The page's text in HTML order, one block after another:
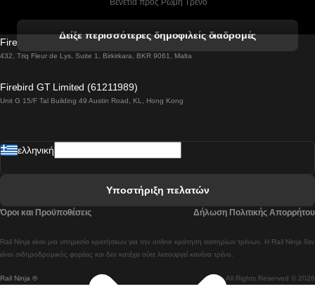
Βενετία προς Ρώμη Τρένο
Βιέννη προς Σάλτσμπουργκ Τρένα
Βουδαπέστη προς Πράγα Tρένο
Λισαβόνα προς Λάγος Tρένο
Λισαβόνα προς Μαδρίτη Τρένα
Δείξε περισσότερες δημοφιλείς διαδρομές
Firebird GT Limited (OC 1451)
432, Triq Fleur de Lys, Suite 1, Birkirkara, BKR 9061, Malta
Firebird GT Limited (61211989)
Unit G 15/F Tal Building 49 Austin Road, KL, Hong Kong
Rail Ninja ® All Rights Reserved © 2026
Rail Ninja είναι μια υπηρεσία κρατήσεων για την online κράτηση εισιτηρίων τρένων. Η Rail Ninja δεν
είναι σιδηροδρομικός φορέας και δεν κατέχει ούτε λειτουργεί κανένα τρένο.
ελληνική
Υποστήριξη πελατών
Όροι και Προϋποθέσεις Δήλωση Πολιτικής Απορρήτου